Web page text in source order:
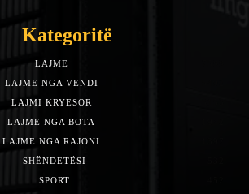
Kategoritë
LAJME
LAJME NGA VENDI
LAJMI KRYESOR
LAJME NGA BOTA
LAJME NGA RAJONI
SHËNDETËSI
SPORT